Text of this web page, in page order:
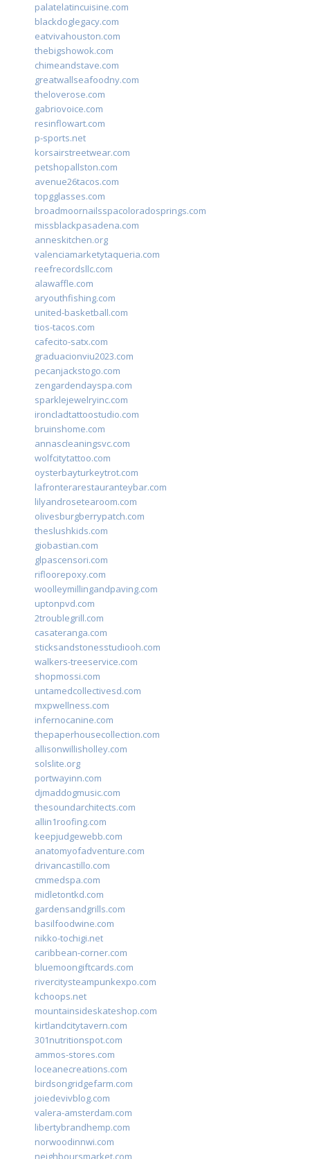
palatelatincuisine.com
blackdoglegacy.com
eatvivahouston.com
thebigshowok.com
chimeandstave.com
greatwallseafoodny.com
theloverose.com
gabriovoice.com
resinflowart.com
p-sports.net
korsairstreetwear.com
petshopallston.com
avenue26tacos.com
topgglasses.com
broadmoornailsspacoloradosprings.com
missblackpasadena.com
anneskitchen.org
valenciamarketytaqueria.com
reefrecordsllc.com
alawaffle.com
aryouthfishing.com
united-basketball.com
tios-tacos.com
cafecito-satx.com
graduacionviu2023.com
pecanjackstogo.com
zengardendayspa.com
sparklejewelryinc.com
ironcladtattoostudio.com
bruinshome.com
annascleaningsvc.com
wolfcitytattoo.com
oysterbayturkeytrot.com
lafronterarestauranteybar.com
lilyandrosetearoom.com
olivesburgberrypatch.com
theslushkids.com
giobastian.com
glpascensori.com
rifloorepoxy.com
woolleymillingandpaving.com
uptonpvd.com
2troublegrill.com
casateranga.com
sticksandstonesstudiooh.com
walkers-treeservice.com
shopmossi.com
untamedcollectivesd.com
mxpwellness.com
infernocanine.com
thepaperhousecollection.com
allisonwillisholley.com
solslite.org
portwayinn.com
djmaddogmusic.com
thesoundarchitects.com
allin1roofing.com
keepjudgewebb.com
anatomyofadventure.com
drivancastillo.com
cmmedspa.com
midletontkd.com
gardensandgrills.com
basilfoodwine.com
nikko-tochigi.net
caribbean-corner.com
bluemoongiftcards.com
rivercitysteampunkexpo.com
kchoops.net
mountainsideskateshop.com
kirtlandcitytavern.com
301nutritionspot.com
ammos-stores.com
loceanecreations.com
birdsongridgefarm.com
joiedevivblog.com
valera-amsterdam.com
libertybrandhemp.com
norwoodinnwi.com
neighboursmarket.com